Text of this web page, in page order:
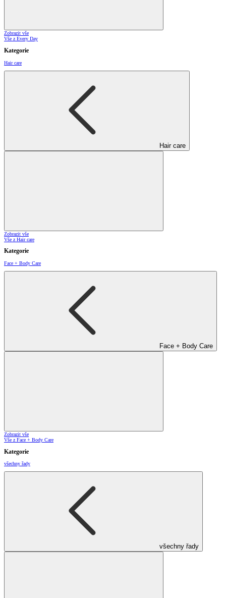
Zobrazit vše
Vše z Every Day
Kategorie
Hair care
Hair care
Zobrazit vše
Vše z Hair care
Kategorie
Face + Body Care
Face + Body Care
Zobrazit vše
Vše z Face + Body Care
Kategorie
všechny řady
všechny řady